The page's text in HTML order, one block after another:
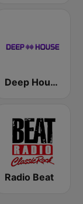
Deep House Radio
Radio Beat